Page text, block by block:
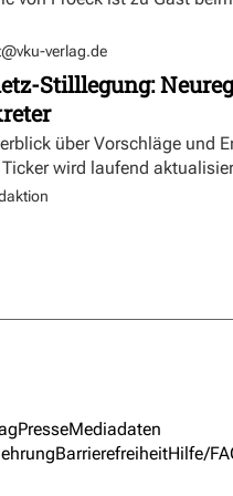
verlag.de
Stilllegung:
über Vorschläge und
Ticker wird laufend
PresseMediadaten
BarrierefreiheitHilfe/